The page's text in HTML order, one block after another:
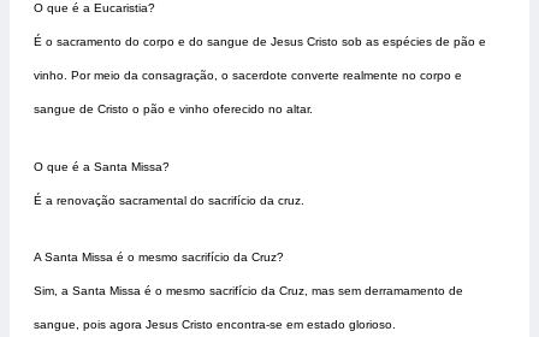
O que é a Eucaristia?
É o sacramento do corpo e do sangue de Jesus Cristo sob as espécies de pão e
vinho. Por meio da consagração, o sacerdote converte realmente no corpo e
sangue de Cristo o pão e vinho oferecido no altar.
O que é a Santa Missa?
É a renovação sacramental do sacrifício da cruz.
A Santa Missa é o mesmo sacrifício da Cruz?
Sim, a Santa Missa é o mesmo sacrifício da Cruz, mas sem derramamento de
sangue, pois agora Jesus Cristo encontra-se em estado glorioso.